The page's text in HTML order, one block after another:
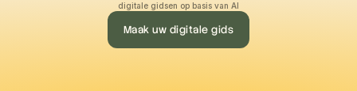
digitale gidsen op basis van AI
Maak uw digitale gids
AI-schermopname